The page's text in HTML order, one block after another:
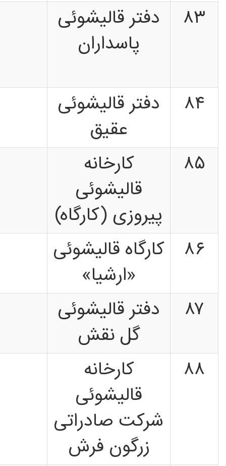
۸۳
دفتر قالیشوئی
پاسداران
۸۴
دفتر قالیشوئی
عقیق
۸۵
کارخانه
قالیشوئی
پیروزی (کارگاه)
۸۶
کارگاه قالیشوئی
«ارشیا»
۸۷
دفتر قالیشوئی
گل نقش
۸۸
کارخانه
قالیشوئی
شرکت صادراتی
زرگون فرش